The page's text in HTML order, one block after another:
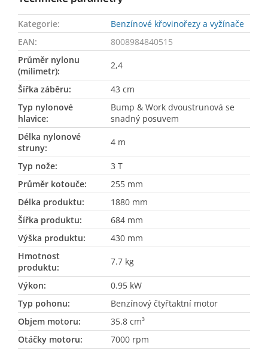
Kategorie:
Benzínové křovinořezy a vyžínače
EAN:
8008984840515
Průměr nylonu
(milimetr):
2,4
Šířka záběru:
43 cm
Typ nylonové
hlavice:
Bump & Work dvoustrunová se
snadný posuvem
Délka nylonové
struny:
4 m
Typ nože:
3 T
Průměr kotouče:
255 mm
Délka produktu:
1880 mm
Šířka produktu:
684 mm
Výška produktu:
430 mm
Hmotnost
produktu:
7.7 kg
Výkon:
0.95 kW
Typ pohonu:
Benzínový čtyřtaktní motor
Objem motoru:
35.8 cm³
Otáčky motoru:
7000 rpm